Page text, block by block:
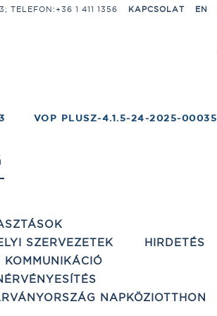
TELEFON:+36 1 411 1356 KAPCSOLAT EN
VOP PLUSZ-4.1.5-24-2025-00035
SZERVEZETEK
HIRDETÉS
KOMMUNIKÁCIÓ
NAPKÖZIOTTHON